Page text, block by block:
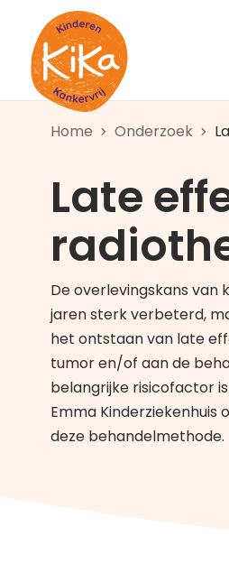
Ga naar de homepagina
Home Onderzoek
Late
De overlevingskans van
jaren sterk verbeterd,
het ontstaan van late
tumor en/of aan de
belangrijke risicofactor
Emma
deze behandelmethode.